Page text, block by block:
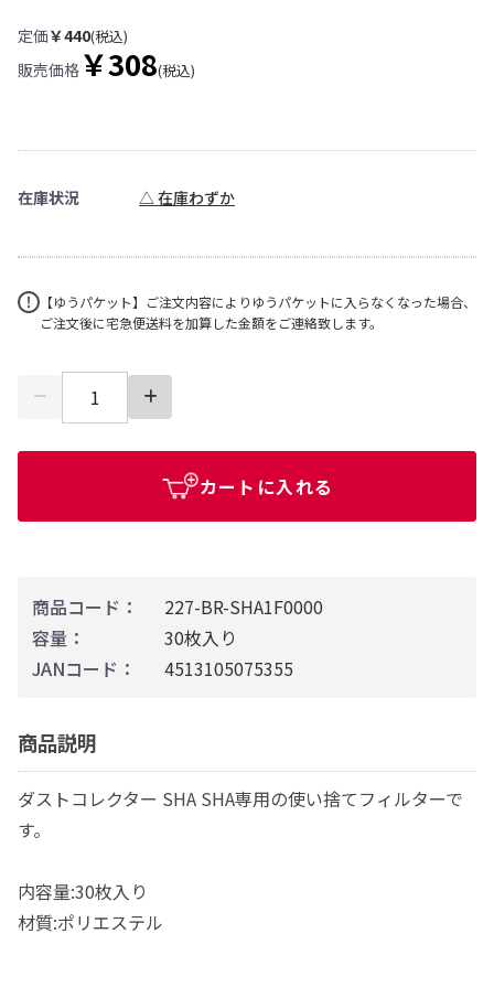
商品コード：
227-BR-SHA1F0000
容量：
30枚入り
JANコード：
4513105075355
商品説明
ダストコレクター SHA SHA専用の使い捨てフィルターで
す。
内容量:30枚入り
材質:ポリエステル
定価￥440(税込)
販売価格 ￥308(税込)
在庫状況 △ 在庫わずか
【ゆうパケット】ご注文内容によりゆうパケットに入らなくなった場合、
ご注文後に宅急便送料を加算した金額をご連絡致します。
カートに入れる